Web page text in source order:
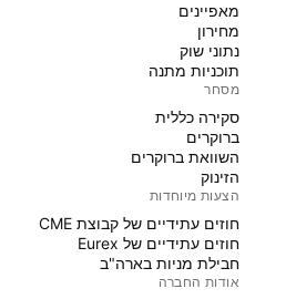
מאפיינים
מחירון
נתוני שוק
תוכניות מתנה
מסחר
סקירה כללית
ברוקרים
השוואת ברוקרים
הזינוק
הצעות מיוחדות
חוזים עתידיים של קבוצת CME
חוזים עתידיים של Eurex
חבילת מניות בארה"ב
אודות החברה